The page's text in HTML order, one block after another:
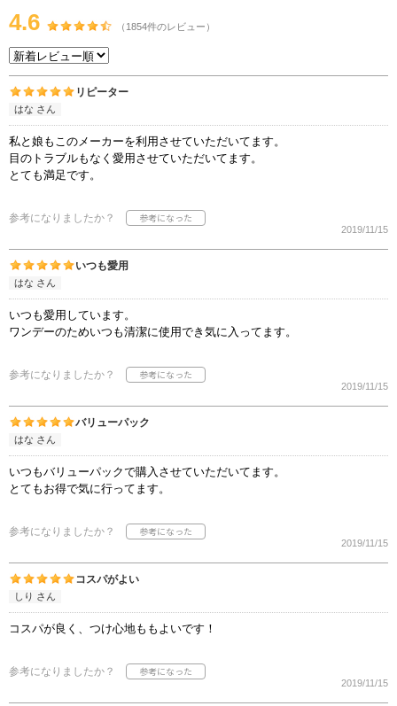
4.6 （1854件のレビュー）
リピーター
はな さん
私と娘もこのメーカーを利用させていただいてます。
目のトラブルもなく愛用させていただいてます。
とても満足です。
参考になりましたか？
2019/11/15
いつも愛用
はな さん
いつも愛用しています。
ワンデーのためいつも清潔に使用でき気に入ってます。
参考になりましたか？
2019/11/15
バリューパック
はな さん
いつもバリューパックで購入させていただいてます。
とてもお得で気に行ってます。
参考になりましたか？
2019/11/15
コスパがよい
しり さん
コスパが良く、つけ心地ももよいです！
参考になりましたか？
2019/11/15